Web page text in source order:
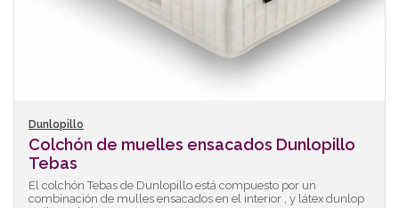
Dunlopillo
Colchón de muelles ensacados Dunlopillo
Tebas
El colchón Tebas de Dunlopillo está compuesto por un
combinación de mulles ensacados en el interior , y látex dunlop